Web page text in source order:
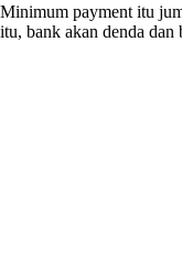
Minimum payment itu
itu, bank akan denda